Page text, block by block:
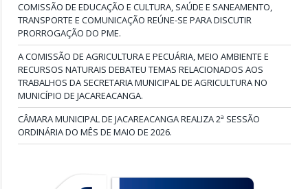
COMISSÃO DE EDUCAÇÃO E CULTURA, SAÚDE E SANEAMENTO,
TRANSPORTE E COMUNICAÇÃO REÚNE-SE PARA DISCUTIR
PRORROGAÇÃO DO PME.
A COMISSÃO DE AGRICULTURA E PECUÁRIA, MEIO AMBIENTE E
RECURSOS NATURAIS DEBATEU TEMAS RELACIONADOS AOS
TRABALHOS DA SECRETARIA MUNICIPAL DE AGRICULTURA NO
MUNICÍPIO DE JACAREACANGA.
CÂMARA MUNICIPAL DE JACAREACANGA REALIZA 2ª SESSÃO
ORDINÁRIA DO MÊS DE MAIO DE 2026.